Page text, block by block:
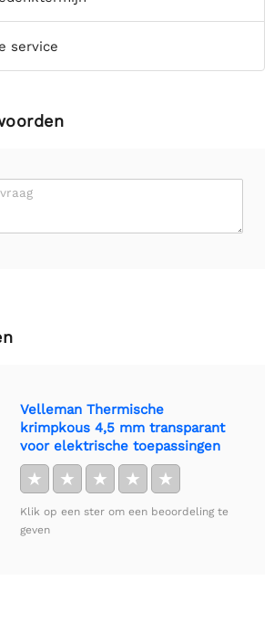
service
Velleman Thermische
krimpkous 4,5 mm transparant
voor elektrische toepassingen
★ ★ ★ ★ ★
Klik op een ster om een beoordeling te
geven